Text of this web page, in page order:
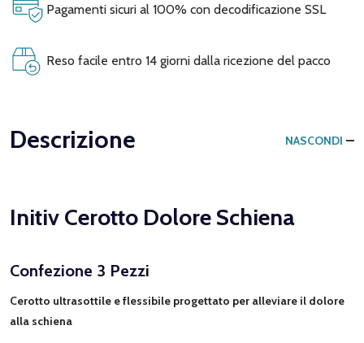
Pagamenti sicuri al 100% con decodificazione SSL
Reso facile entro 14 giorni dalla ricezione del pacco
Descrizione NASCONDI
Initiv Cerotto Dolore Schiena
Confezione 3 Pezzi
Cerotto ultrasottile e flessibile progettato per alleviare il dolore
alla schiena